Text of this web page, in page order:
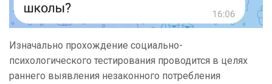
Изначально прохождение социально-
психологического тестирования проводится в целях
раннего выявления незаконного потребления